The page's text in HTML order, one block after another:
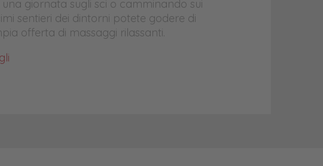
giornata sugli sci o camminando sui
sentieri dei dintorni potete godere di
offerta di massaggi rilassanti.